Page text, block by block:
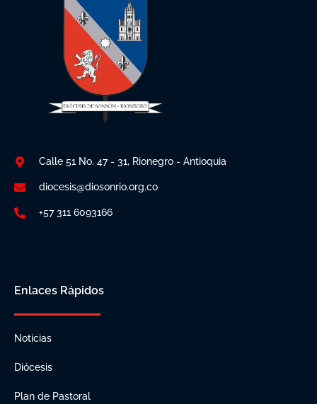
Calle 51 No. 47 - 31, Rionegro - Antioquia
diocesis@diosonrio.org.co
+57 311 6093166
Enlaces Rápidos
Noticias
Diócesis
Plan de Pastoral